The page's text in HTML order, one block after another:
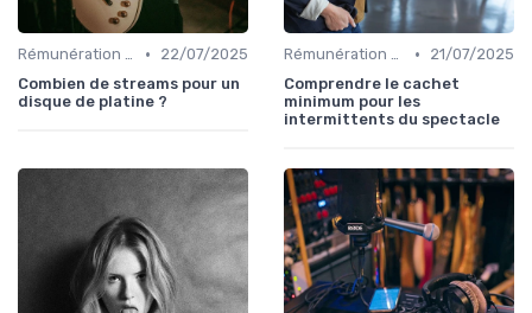
Rémunération des artistes •
22/07/2025
Combien de streams pour un
disque de platine ?
Rémunération des artistes •
21/07/2025
Comprendre le cachet
minimum pour les
intermittents du spectacle